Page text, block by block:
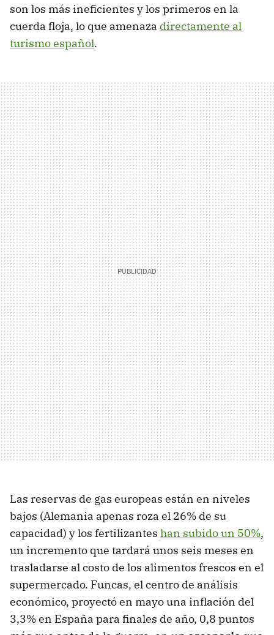
son los más ineficientes y los primeros en la
cuerda floja, lo que amenaza directamente al
turismo español.
Las reservas de gas europeas están en niveles
bajos (Alemania apenas roza el 26% de su
capacidad) y los fertilizantes han subido un 50%,
un incremento que tardará unos seis meses en
trasladarse al costo de los alimentos frescos en el
supermercado. Funcas, el centro de análisis
económico, proyectó en mayo una inflación del
3,3% en España para finales de año, 0,8 puntos